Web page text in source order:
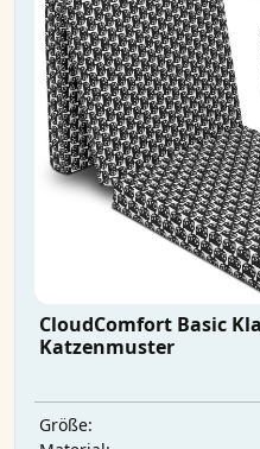
CloudComfort Basic
Katzenmuster
Größe: